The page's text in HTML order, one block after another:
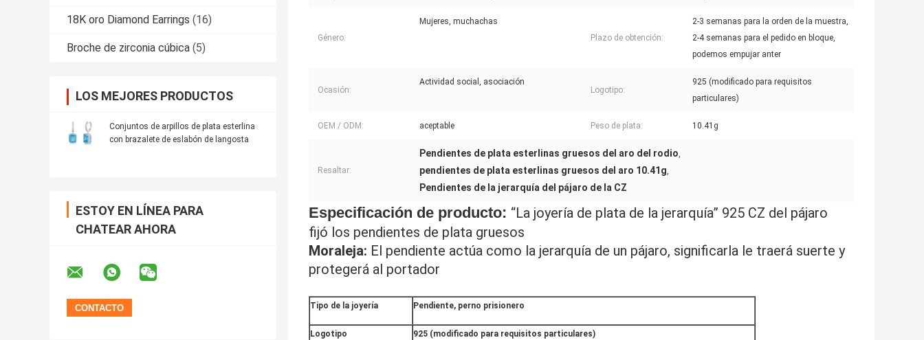
18K oro Diamond Earrings (16)
Broche de zirconia cúbica (5)
LOS MEJORES PRODUCTOS
Conjuntos de arpillos de plata esterlina
con brazalete de eslabón de langosta
ESTOY EN LÍNEA PARA
CHATEAR AHORA
Género:
Mujeres, muchachas
Plazo de obtención:
2-3 semanas para la orden de la muestra,
2-4 semanas para el pedido en bloque,
podemos empujar anter
Ocasión:
Actividad social, asociación
Logotipo:
925 (modificado para requisitos
particulares)
OEM / ODM: aceptable Peso de plata: 10.41g
Resaltar:
Pendientes de plata esterlinas gruesos del aro del rodio,
pendientes de plata esterlinas gruesos del aro 10.41g,
Pendientes de la jerarquía del pájaro de la CZ
Especificación de producto: “La joyería de plata de la jerarquía” 925 CZ del pájaro
fijó los pendientes de plata gruesos
Moraleja: El pendiente actúa como la jerarquía de un pájaro, significarla le traerá suerte y
protegerá al portador
Tipo de la joyería Pendiente, perno prisionero
Logotipo 925 (modificado para requisitos particulares)